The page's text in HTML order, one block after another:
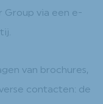
Group via een e-
van brochures,
contacten: de